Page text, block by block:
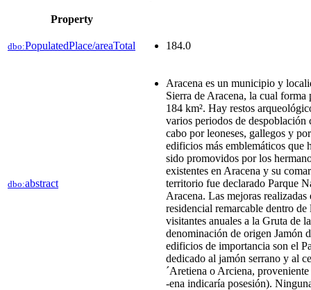
Property
dbo:PopulatedPlace/areaTotal 184.0
dbo:abstract
Aracena es un municipio y
Sierra de Aracena, la cual
184 km². Hay restos
varios periodos de despoblación
cabo por leoneses, gallegos y
edificios más emblemáticos que
sido promovidos por los
existentes en Aracena y su
territorio fue declarado Parque
Aracena. Las mejoras
residencial remarcable dentro
visitantes anuales a la Gruta de
denominación de origen Jamón
edificios de importancia son el
dedicado al jamón serrano y al
´Aretiena o Arciena,​
-ena indicaría posesión).